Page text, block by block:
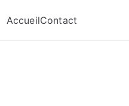
AccueilContact